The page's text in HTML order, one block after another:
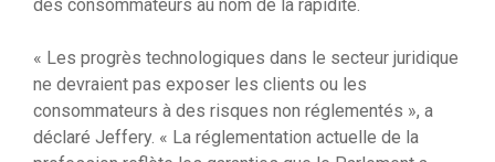
des consommateurs au nom de la rapidité.
« Les progrès technologiques dans le secteur juridique
ne devraient pas exposer les clients ou les
consommateurs à des risques non réglementés », a
déclaré Jeffery. « La réglementation actuelle de la